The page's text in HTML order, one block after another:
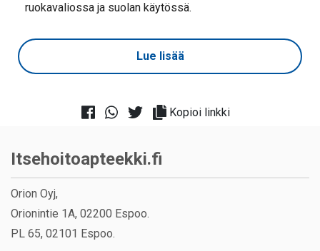
ruokavaliossa ja suolan käytössä.
Lue lisää
Kopioi linkki
Itsehoitoapteekki.fi
Orion Oyj,
Orionintie 1A, 02200 Espoo.
PL 65, 02101 Espoo.